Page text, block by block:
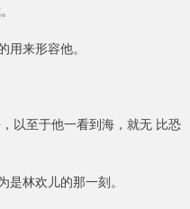
来形容他。
以至于他一看到海，就无 比恐
林欢儿的那一刻。